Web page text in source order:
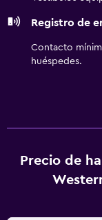
de placer y de
música y los
de la puerta.
Registro de
Contacto
huéspedes.
Precio de